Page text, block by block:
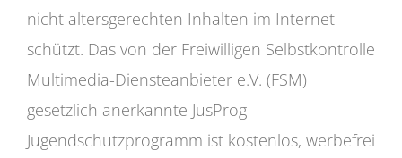
nicht altersgerechten Inhalten im Internet
schützt. Das von der Freiwilligen Selbstkontrolle
Multimedia-Diensteanbieter e.V. (FSM)
gesetzlich anerkannte JusProg-
Jugendschutzprogramm ist kostenlos, werbefrei